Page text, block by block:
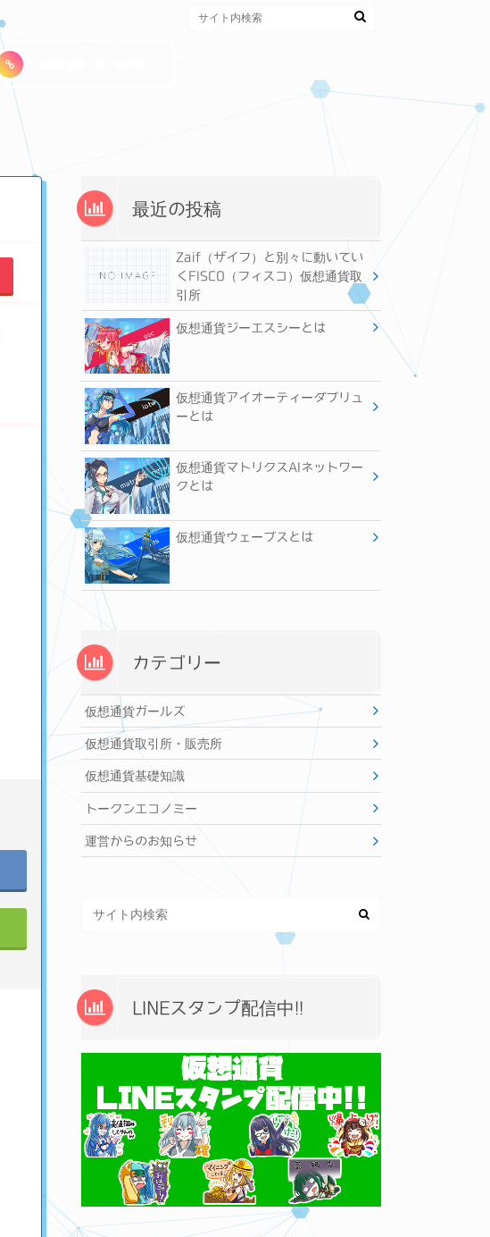
最近の投稿
Zaif（ザイフ）と別々に動いてい
くFISCO（フィスコ）仮想通貨取
引所
仮想通貨ジーエスシーとは
仮想通貨アイオーティーダブリュ
ーとは
仮想通貨マトリクスAIネットワー
クとは
仮想通貨ウェーブスとは
カテゴリー
仮想通貨ガールズ
仮想通貨取引所・販売所
仮想通貨基礎知識
トークンエコノミー
運営からのお知らせ
LINEスタンプ配信中!!